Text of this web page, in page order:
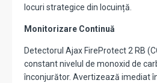
locuri strategice din locuință.
Monitorizare Continuă
Detectorul Ajax FireProtect 2 RB
constant nivelul de monoxid de
înconjurător. Avertizează imediat